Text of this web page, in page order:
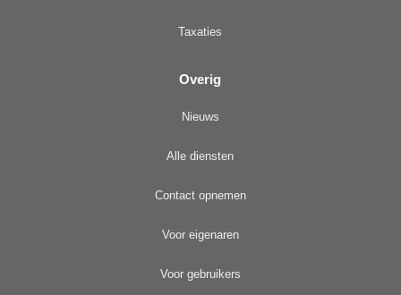
Taxaties
Overig
Nieuws
Alle diensten
Contact opnemen
Voor eigenaren
Voor gebruikers